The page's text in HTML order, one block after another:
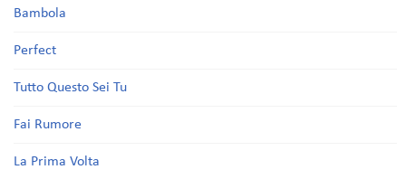
Bambola
Perfect
Tutto Questo Sei Tu
Fai Rumore
La Prima Volta